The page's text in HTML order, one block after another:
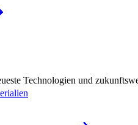
Technologien und